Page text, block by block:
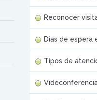
Reconocer
Días de espera
Tipos de